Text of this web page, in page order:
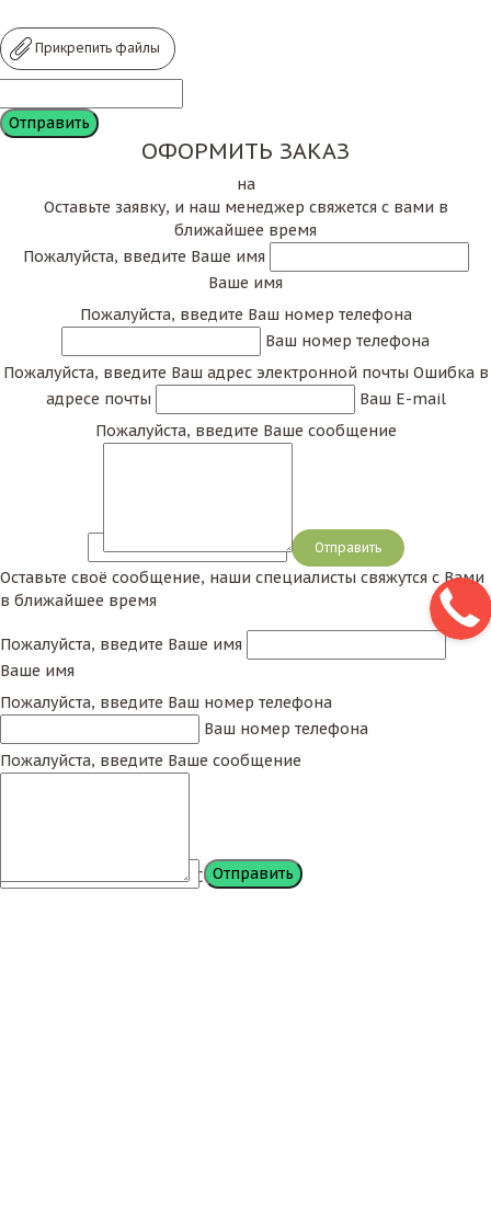
Прикрепить файлы
ОФОРМИТЬ ЗАКАЗ
на
Оставьте заявку, и наш менеджер свяжется с вами в
ближайшее время
Пожалуйста, введите Ваше имя
Ваше имя
Пожалуйста, введите Ваш номер телефона
Ваш номер телефона
Пожалуйста, введите Ваш адрес электронной почты Ошибка в
адресе почты
Ваш E-mail
Пожалуйста, введите Ваше сообщение
Сообщение
Оставьте своё сообщение, наши специалисты свяжутся с Вами
в ближайшее время
Пожалуйста, введите Ваше имя
Ваше имя
Пожалуйста, введите Ваш номер телефона
Ваш номер телефона
Пожалуйста, введите Ваше сообщение
Сообщение